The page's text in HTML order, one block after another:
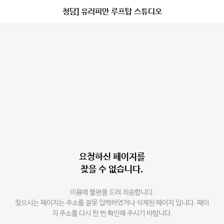
청담] 유러피안 루프탑 스튜디오
요청하신 페이지를
찾을 수 없습니다.
이용에 불편을 드려 죄송합니다.
찾으시는 페이지는 주소를 잘못 입력하였거나 삭제된 페이지 입니다. 페이
지 주소를 다시 한 번 확인해 주시기 바랍니다.